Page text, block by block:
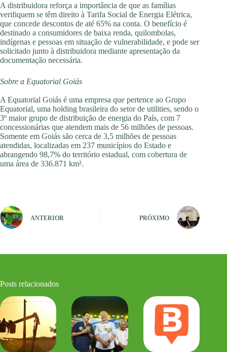
A distribuidora reforça a importância de que as famílias
verifiquem se têm direito à Tarifa Social de Energia Elétrica,
que concede descontos de até 65% na conta. O benefício é
destinado a consumidores de baixa renda, quilombolas,
indígenas e pessoas em situação de vulnerabilidade, e pode ser
solicitado junto à distribuidora mediante apresentação da
documentação necessária.
Sobre a Equatorial Goiás
A Equatorial Goiás é uma empresa que pertence ao Grupo
Equatorial, uma holding brasileira do setor de utilities, sendo o
3º maior grupo de distribuição de energia do País, com 7
concessionárias que atendem mais de 56 milhões de pessoas.
Somente em Goiás são cerca de 3,5 milhões de pessoas
atendidas, localizadas em 237 municípios do Estado e
abrangendo 98,7% do território estadual, com cobertura de
uma área de 336.871 km².
ANTERIOR PRÓXIMO
Posts relacionados